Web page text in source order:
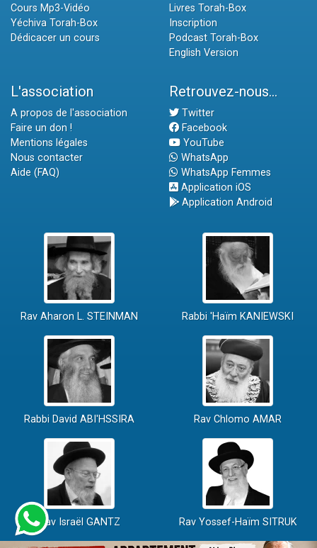
Cours Mp3-Vidéo
Yéchiva Torah-Box
Dédicacer un cours
Livres Torah-Box
Inscription
Podcast Torah-Box
English Version
L'association
A propos de l'association
Faire un don !
Mentions légales
Nous contacter
Aide (FAQ)
Retrouvez-nous...
Twitter
Facebook
YouTube
WhatsApp
WhatsApp Femmes
Application iOS
Application Android
Rav Aharon L. STEINMAN Rabbi 'Haïm KANIEWSKI
Rabbi David ABI'HSSIRA Rav Chlomo AMAR
Rav Israël GANTZ Rav Yossef-Haïm SITRUK